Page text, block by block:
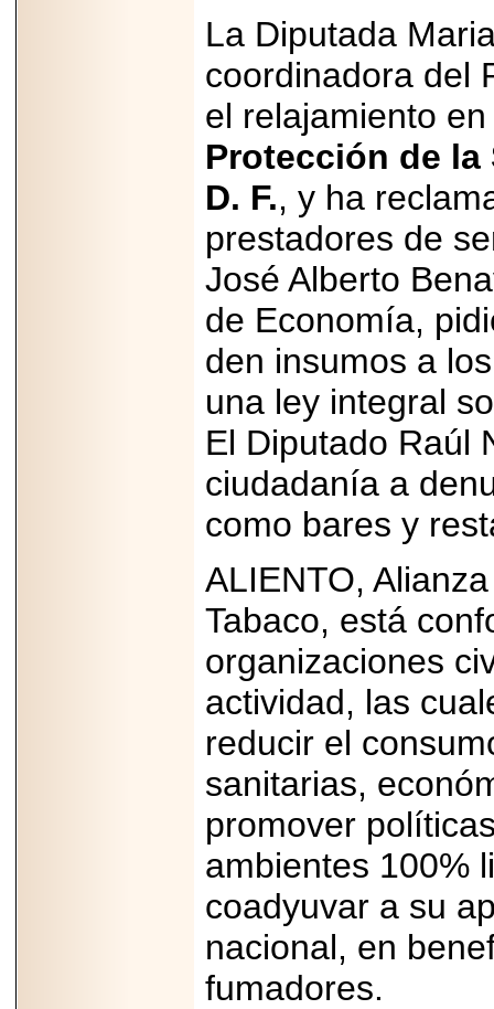
La Diputada
coordinadora del
el relajamiento
Protección de la
D. F., y ha
prestadores de
José Alberto
de Economía,
den insumos a
una ley integral
El Diputado Raúl
ciudadanía a
como bares y
ALIENTO,
Tabaco, está
organizaciones
actividad, las
reducir el
sanitarias,
promover
ambientes 100%
coadyuvar a su
nacional, en
fumadores.